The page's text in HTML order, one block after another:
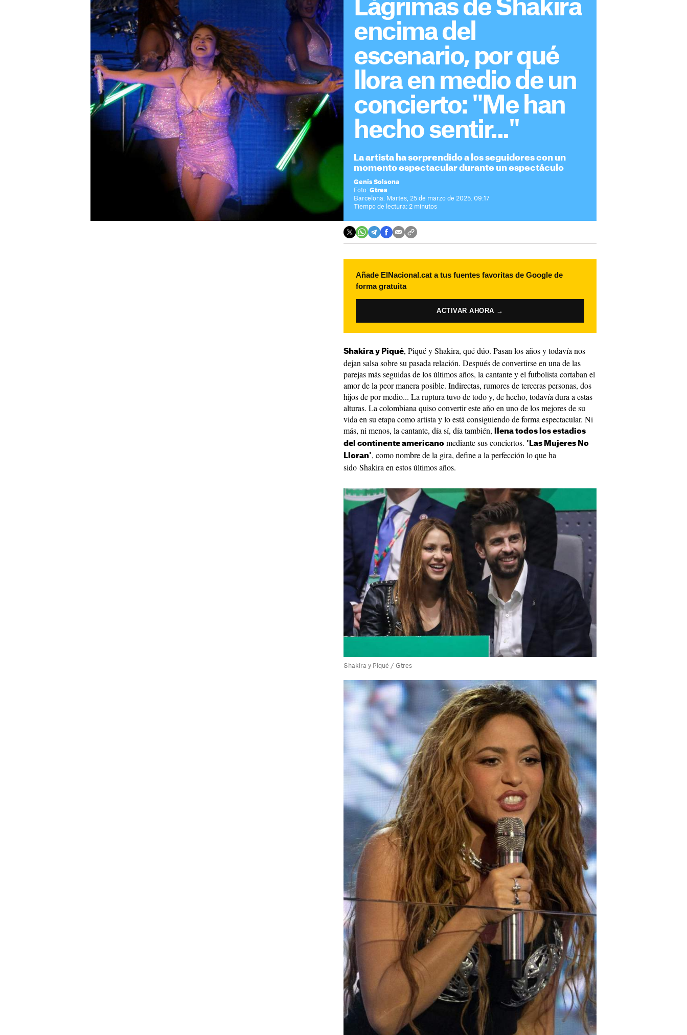
Lágrimas de Shakira
encima del
escenario, por qué
llora en medio de un
concierto: "Me han
hecho sentir..."
La artista ha sorprendido a los seguidores con un
momento espectacular durante un espectáculo
Genís Solsona
Foto: Gtres
Barcelona. Martes, 25 de marzo de 2025. 09:17
Tiempo de lectura: 2 minutos
Añade ElNacional.cat a tus fuentes favoritas de Google de
forma gratuita
ACTIVAR AHORA →
Shakira y Piqué, Piqué y Shakira, qué dúo. Pasan los años y todavía nos
dejan salsa sobre su pasada relación. Después de convertirse en una de las
parejas más seguidas de los últimos años, la cantante y el futbolista cortaban el
amor de la peor manera posible. Indirectas, rumores de terceras personas, dos
hijos de por medio... La ruptura tuvo de todo y, de hecho, todavía dura a estas
alturas. La colombiana quiso convertir este año en uno de los mejores de su
vida en su etapa como artista y lo está consiguiendo de forma espectacular. Ni
más, ni menos, la cantante, día sí, día también,
llena todos los estadios
del continente americano mediante sus conciertos. 'Las Mujeres No
Lloran', como nombre de la gira, define a la perfección lo que ha
sido Shakira en estos últimos años.
Shakira y Piqué / Gtres